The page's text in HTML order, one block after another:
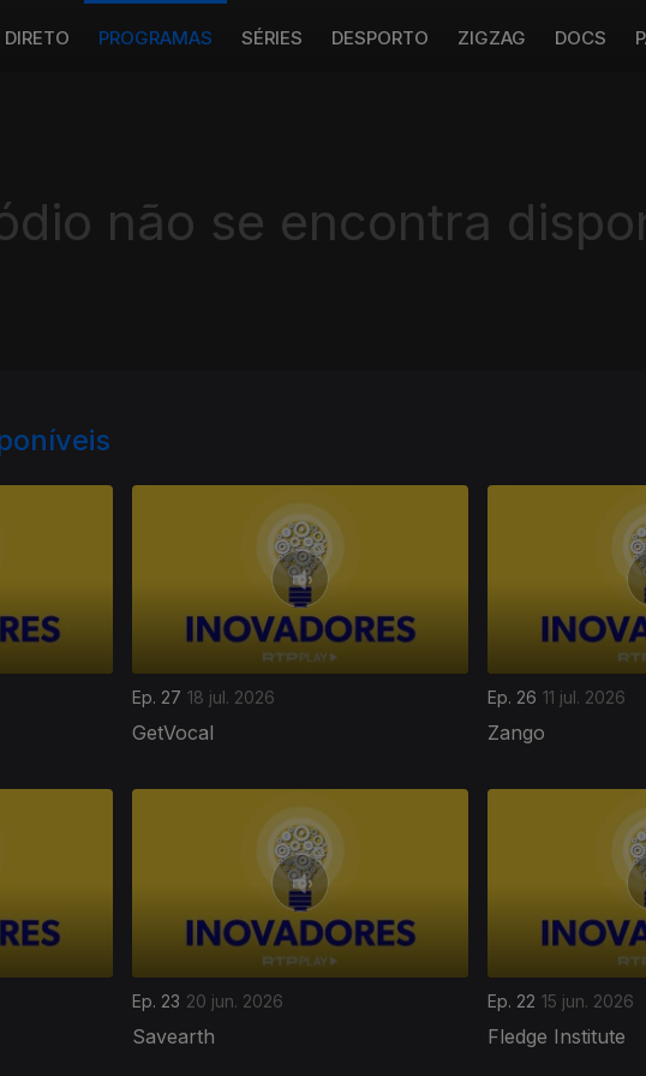
DIRETO PROGRAMAS SÉRIES DESPORTO ZIGZAG DOCS
não se encontra
Ep. 27 18 jul. 2026
GetVocal
Ep. 26 11 jul. 2026
Zango
Ep. 23 20 jun. 2026
Savearth
Ep. 22 15 jun. 2026
Fledge Institute